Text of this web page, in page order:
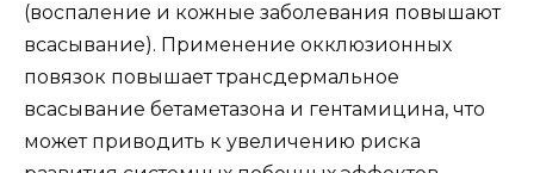
(воспаление и кожные заболевания повышают
всасывание). Применение окклюзионных
повязок повышает трансдермальное
всасывание бетаметазона и гентамицина, что
может приводить к увеличению риска